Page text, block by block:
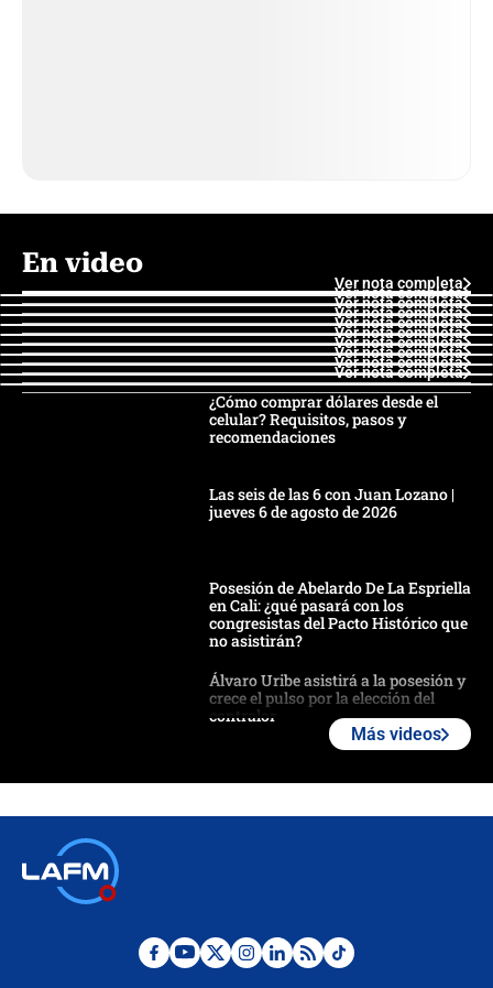
En video
Ver nota completa
Ver nota completa
Ver nota completa
Ver nota completa
Ver nota completa
Ver nota completa
Ver nota completa
Ver nota completa
Ver nota completa
Ver nota completa
¿Cómo comprar dólares desde el
celular? Requisitos, pasos y
recomendaciones
Las seis de las 6 con Juan Lozano |
jueves 6 de agosto de 2026
Posesión de Abelardo De La Espriella
en Cali: ¿qué pasará con los
congresistas del Pacto Histórico que
no asistirán?
Álvaro Uribe asistirá a la posesión y
crece el pulso por la elección del
contralor
Estratega de Abelardo de la Espriella
Más videos